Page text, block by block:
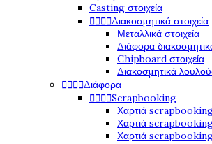
Casting στοιχεία
   Διακοσμητικά στοιχεία
Μεταλλικά στοιχεία
Διάφορα
Chipboard στοιχεία
Διακοσμητικά
   Διάφορα
   Scrapbooking
Χαρτιά
Χαρτιά
Χαρτιά